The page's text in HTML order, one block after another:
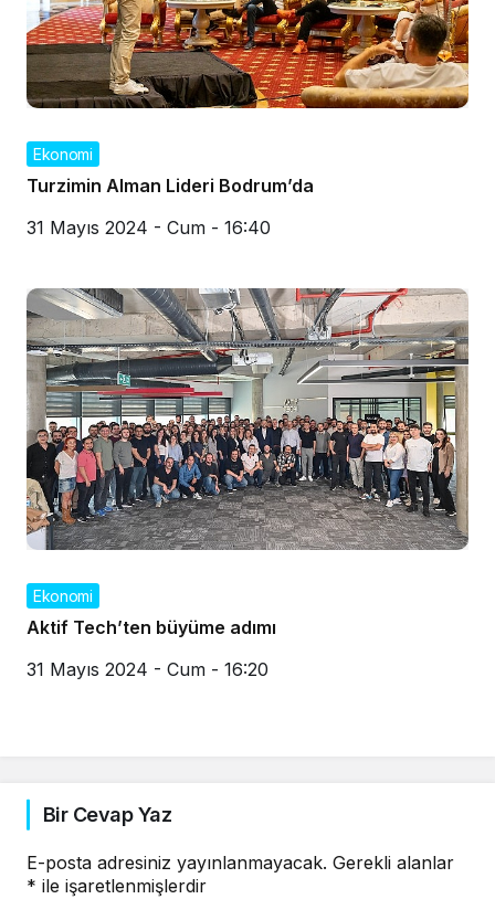
Ekonomi
Turzimin Alman Lideri Bodrum’da
31 Mayıs 2024 - Cum - 16:40
Ekonomi
Aktif Tech’ten büyüme adımı
31 Mayıs 2024 - Cum - 16:20
Bir Cevap Yaz
E-posta adresiniz yayınlanmayacak. Gerekli alanlar
* ile işaretlenmişlerdir